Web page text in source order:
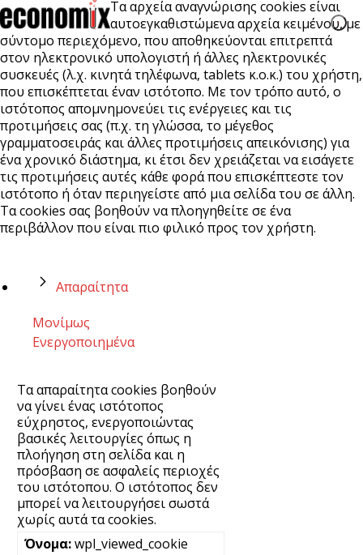
Τα αρχεία αναγνώρισης cookies είναι
αυτοεγκαθιστώμενα αρχεία κειμένου, με
σύντομο περιεχόμενο, που αποθηκεύονται επιτρεπτά
στον ηλεκτρονικό υπολογιστή ή άλλες ηλεκτρονικές
συσκευές (λ.χ. κινητά τηλέφωνα, tablets κ.ο.κ.) του χρήστη,
που επισκέπτεται έναν ιστότοπο. Με τον τρόπο αυτό, ο
ιστότοπος απομνημονεύει τις ενέργειες και τις
προτιμήσεις σας (π.χ. τη γλώσσα, το μέγεθος
γραμματοσειράς και άλλες προτιμήσεις απεικόνισης) για
ένα χρονικό διάστημα, κι έτσι δεν χρειάζεται να εισάγετε
τις προτιμήσεις αυτές κάθε φορά που επισκέπτεστε τον
ιστότοπο ή όταν περιηγείστε από μια σελίδα του σε άλλη.
Τα cookies σας βοηθούν να πλοηγηθείτε σε ένα
περιβάλλον που είναι πιο φιλικό προς τον χρήστη.
Απαραίτητα
Μονίμως
Ενεργοποιημένα
Τα απαραίτητα cookies βοηθούν
να γίνει ένας ιστότοπος
εύχρηστος, ενεργοποιώντας
βασικές λειτουργίες όπως η
πλοήγηση στη σελίδα και η
πρόσβαση σε ασφαλείς περιοχές
του ιστότοπου. Ο ιστότοπος δεν
μπορεί να λειτουργήσει σωστά
χωρίς αυτά τα cookies.
wpl_viewed_cookie